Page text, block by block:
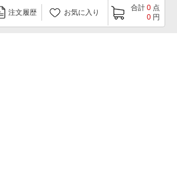
注文履歴 お気に入り
合計 0 点
0 円